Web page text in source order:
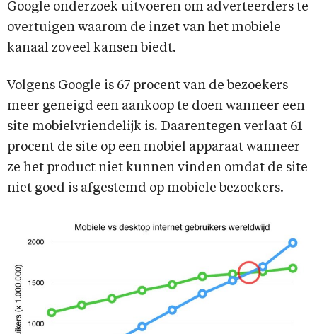
Google onderzoek uitvoeren om adverteerders te
overtuigen waarom de inzet van het mobiele
kanaal zoveel kansen biedt.
Volgens Google is 67 procent van de bezoekers
meer geneigd een aankoop te doen wanneer een
site mobielvriendelijk is. Daarentegen verlaat 61
procent de site op een mobiel apparaat wanneer
ze het product niet kunnen vinden omdat de site
niet goed is afgestemd op mobiele bezoekers.